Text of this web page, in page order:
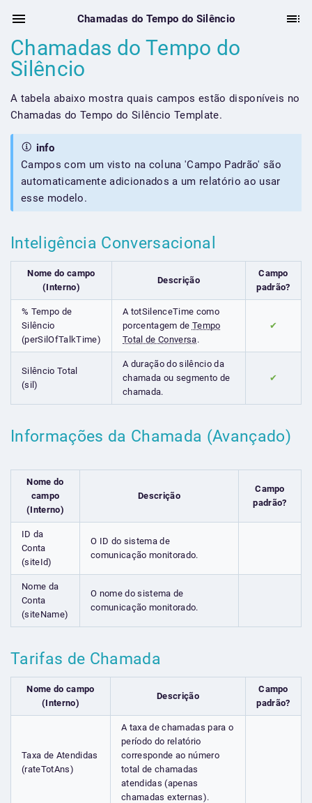
Chamadas do Tempo do Silêncio
Chamadas do Tempo do
Silêncio
A tabela abaixo mostra quais campos estão disponíveis no
Chamadas do Tempo do Silêncio Template.
info
Campos com um visto na coluna 'Campo Padrão' são
automaticamente adicionados a um relatório ao usar
esse modelo.
Inteligência Conversacional
Nome do campo
(Interno)
Descrição
Campo
padrão?
% Tempo de
Silêncio
(perSilOfTalkTime)
A totSilenceTime como
porcentagem de Tempo
Total de Conversa.
✔
Silêncio Total
(sil)
A duração do silêncio da
chamada ou segmento de
chamada.
✔
Informações da Chamada (Avançado)
Nome do
campo
(Interno)
Descrição
Campo
padrão?
ID da
Conta
(siteId)
O ID do sistema de
comunicação monitorado.
Nome da
Conta
(siteName)
O nome do sistema de
comunicação monitorado.
Tarifas de Chamada
Nome do campo
(Interno)
Descrição
Campo
padrão?
Taxa de Atendidas
(rateTotAns)
A taxa de chamadas para o
período do relatório
corresponde ao número
total de chamadas
atendidas (apenas
chamadas externas).